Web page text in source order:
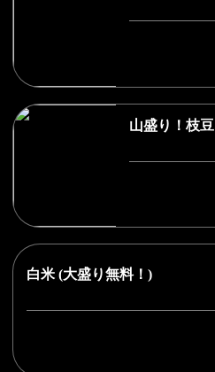
山盛り！枝豆
白米 (大盛り無料！)